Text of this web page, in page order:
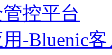
控平台
-Bluenic